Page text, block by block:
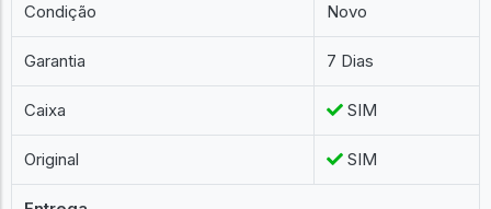
Condição Novo
Garantia 7 Dias
Caixa SIM
Original SIM